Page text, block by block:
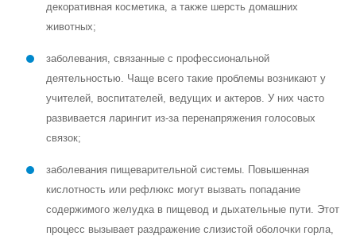
декоративная косметика, а также шерсть домашних
животных;
заболевания, связанные с профессиональной
деятельностью. Чаще всего такие проблемы возникают у
учителей, воспитателей, ведущих и актеров. У них часто
развивается ларингит из-за перенапряжения голосовых
связок;
заболевания пищеварительной системы. Повышенная
кислотность или рефлюкс могут вызвать попадание
содержимого желудка в пищевод и дыхательные пути. Этот
процесс вызывает раздражение слизистой оболочки горла,